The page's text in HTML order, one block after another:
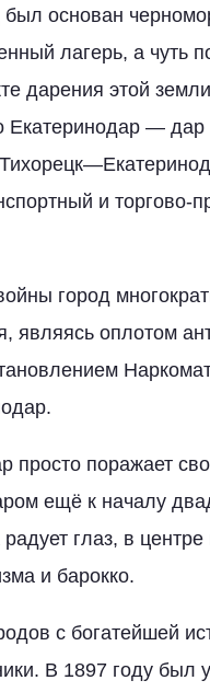
основан
лагерь, а чуть
дарения этой
Екатеринодар —
и
город
являясь оплотом
просто поражает
ещё к началу
глаз, в
и барокко.
с богатейшей
В 1897 году был